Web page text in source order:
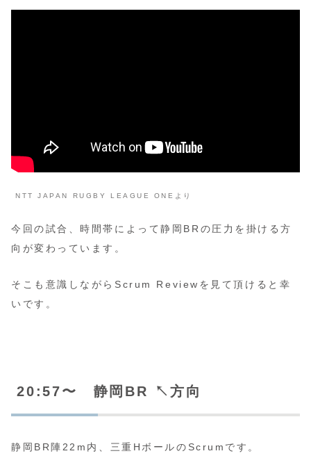
NTT JAPAN RUGBY LEAGUE ONEより
今回の試合、時間帯によって静岡BRの圧力を掛ける方
向が変わっています。
そこも意識しながらScrum Reviewを見て頂けると幸
いです。
20:57〜 静岡BR ↖️方向
静岡BR陣22m内、三重HボールのScrumです。